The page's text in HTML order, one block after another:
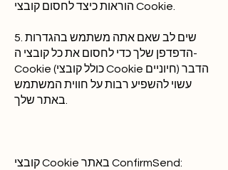
הוראות כיצד לחסום קובצי Cookie.
5. שים לב שאם אתה משתמש בהגדרות
הדפדפן שלך כדי לחסום את כל קובצי ה-
Cookie (כולל קובצי Cookie חיוניים) הדבר
עשוי להשפיע רבות על חווית המשתמש
קובצי Cookie באתר ConfirmSend: